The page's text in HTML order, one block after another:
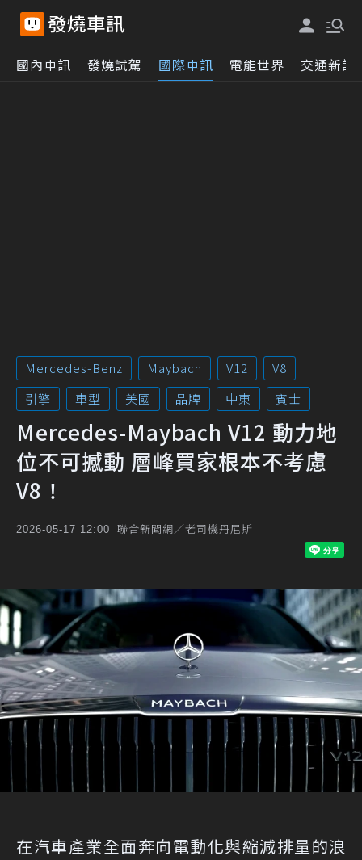
國內車訊 發燒試駕 國際車訊 電能世界 交通新訊
Mercedes-Benz Maybach V12
V8
引擎
車型 美國 品牌 中東 賓士
Mercedes-Maybach V12 動力地
位不可撼動 層峰買家根本不考慮
V8！
2026-05-17 12:00 聯合新聞網／老司機丹尼斯
在汽車產業全面奔向電動化與縮減排量的浪